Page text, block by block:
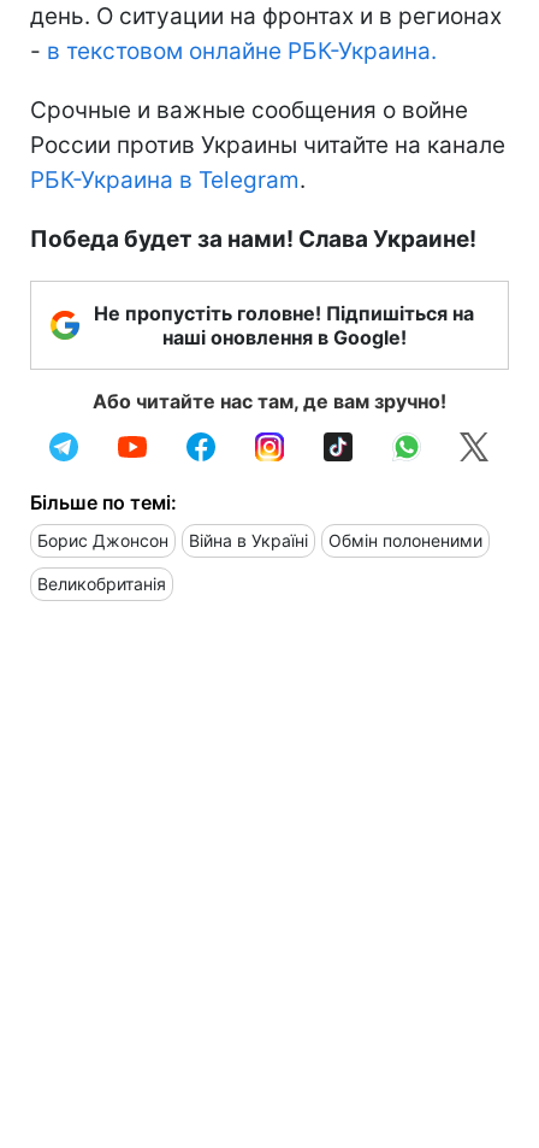
день. О ситуации на фронтах и в регионах
- в текстовом онлайне РБК-Украина.
Срочные и важные сообщения о войне
России против Украины читайте на канале
РБК-Украина в Telegram.
Победа будет за нами! Слава Украине!
Не пропустіть головне! Підпишіться на
наші оновлення в Google!
Або читайте нас там, де вам зручно!
Більше по темі:
Борис Джонсон Війна в Україні Обмін полоненими
Великобританія